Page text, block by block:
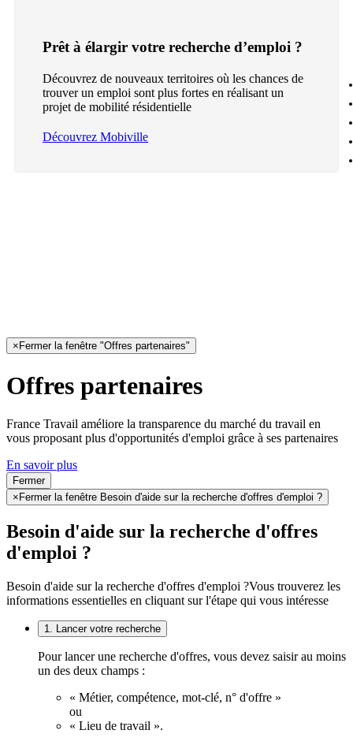
Prêt à élargir votre recherche d’emploi ?
Découvrez de nouveaux territoires où les chances de
trouver un emploi sont plus fortes en réalisant un
projet de mobilité résidentielle
Découvrez Mobiville
× Fermer la fenêtre "Offres partenaires"
Offres partenaires
France Travail améliore la transparence du marché du travail en
vous proposant plus d'opportunités d'emploi grâce à ses partenaires
En savoir plus
Fermer
× Fermer la fenêtre Besoin d'aide sur la recherche d'offres d'emploi ?
Besoin d'aide sur la recherche d'offres
d'emploi ?
Besoin d'aide sur la recherche d'offres d'emploi ?Vous trouverez les
informations essentielles en cliquant sur l'étape qui vous intéresse
1. Lancer votre recherche
Pour lancer une recherche d'offres, vous devez saisir au moins
un des deux champs :
« Métier, compétence, mot-clé, n° d'offre »
ou
« Lieu de travail ».